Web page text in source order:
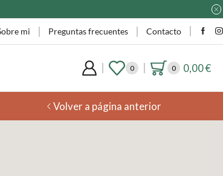
mi Preguntas frecuentes Contacto
0 0 0,00€
Volver a página anterior